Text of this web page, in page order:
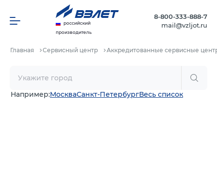
российский
производитель
8-800-333-888-7
mail@vzljot.ru
Главная Сервисный центр Аккредитованные сервисные
Например:МоскваСанкт-ПетербургВесь список